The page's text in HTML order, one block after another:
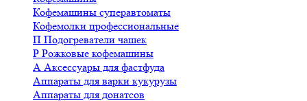
Кофемашины суперавтоматы
Кофемолки профессиональные
П Подогреватели чашек
Р Рожковые кофемашины
А Аксессуары для фастфуда
Аппараты для варки кукурузы
Аппараты для донатсов